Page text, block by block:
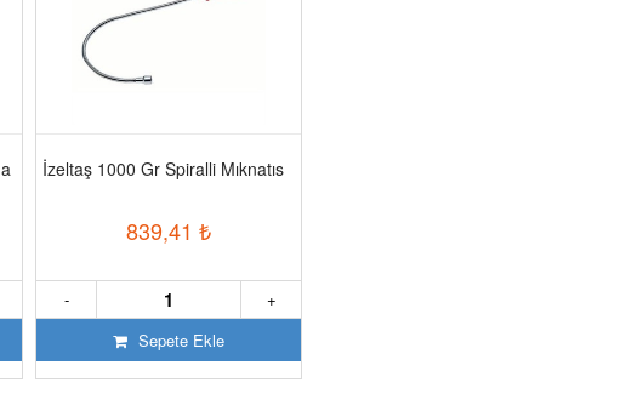
İzeltaş 1000 Gr Spiralli Mıknatıs
839,41 ₺
+
-
Sepete Ekle